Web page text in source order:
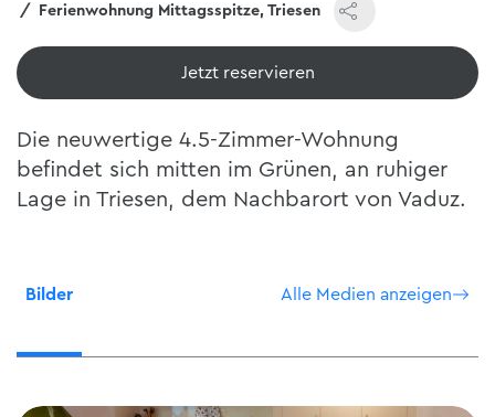
Ferienwohnung Mittagsspitze, Triesen
Jetzt reservieren
Die neuwertige 4.5-Zimmer-Wohnung
befindet sich mitten im Grünen, an ruhiger
Lage in Triesen, dem Nachbarort von Vaduz.
Bilder Alle Medien anzeigen